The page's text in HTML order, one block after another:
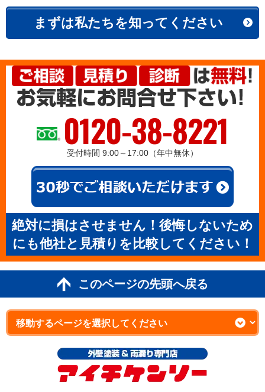
まずは私たちを知ってください
0120-38-8221
受付時間 9:00～17:00（年中無休）
絶対に損はさせません！後悔しないため
にも他社と見積りを比較してください！
このページの先頭へ戻る